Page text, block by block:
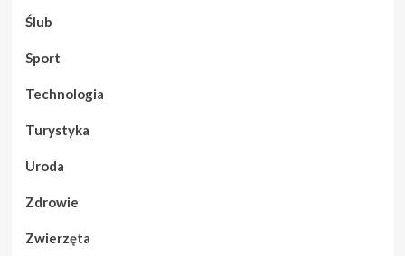
Ślub
Sport
Technologia
Turystyka
Uroda
Zdrowie
Zwierzęta